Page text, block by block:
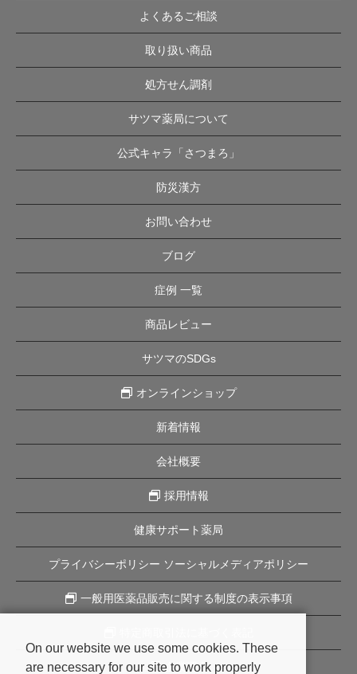
よくあるご相談
取り扱い商品
処方せん調剤
サツマ薬局について
公式キャラ「さつまろ」
防災漢方
お問い合わせ
ブログ
症例 一覧
商品レビュー
サツマのSDGs
オンラインショップ
新着情報
会社概要
採用情報
健康サポート薬局
プライバシーポリシー ソーシャルメディアポリシー
一般用医薬品販売に関する制度の表示事項
企業理念
On our website we use some cookies. These
are necessary for our site to work properly